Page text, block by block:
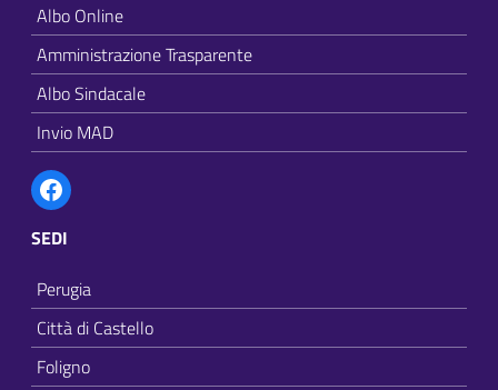
Albo Online
Amministrazione Trasparente
Albo Sindacale
Invio MAD
Facebook
SEDI
Perugia
Città di Castello
Foligno